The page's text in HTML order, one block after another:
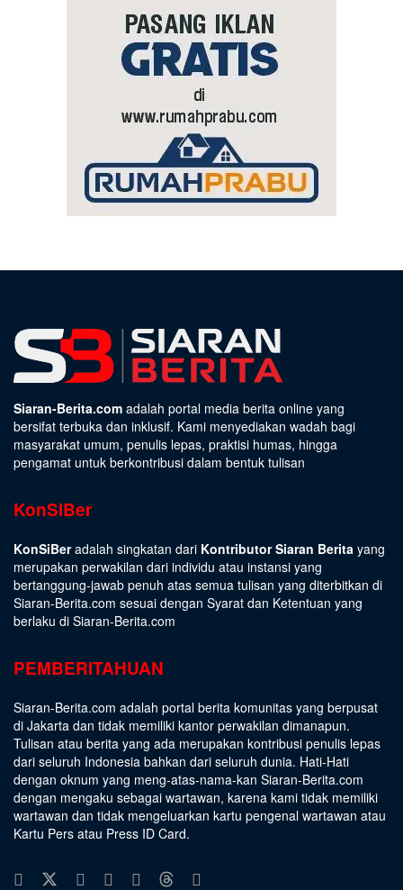
Siaran-Berita.com adalah portal media berita online yang
bersifat terbuka dan inklusif. Kami menyediakan wadah bagi
masyarakat umum, penulis lepas, praktisi humas, hingga
pengamat untuk berkontribusi dalam bentuk tulisan
KonSiBer
KonSiBeradalah singkatan dari Kontributor Siaran Berita yang
merupakan perwakilan dari individu atau instansi yang
bertanggung-jawab penuh atas semua tulisan yang diterbitkan di
Siaran-Berita.com sesuai dengan Syarat dan Ketentuan yang
berlaku di Siaran-Berita.com
PEMBERITAHUAN
Siaran-Berita.com adalah portal berita komunitas yang berpusat
di Jakarta dan tidak memiliki kantor perwakilan dimanapun.
Tulisan atau berita yang ada merupakan kontribusi penulis lepas
dari seluruh Indonesia bahkan dari seluruh dunia. Hati-Hati
dengan oknum yang meng-atas-nama-kan Siaran-Berita.com
dengan mengaku sebagai wartawan, karena kami tidak memiliki
wartawan dan tidak mengeluarkan kartu pengenal wartawan atau
Kartu Pers atau Press ID Card.